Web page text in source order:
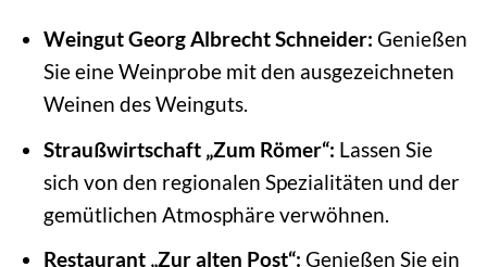
Weingut Georg Albrecht Schneider: Genießen
Sie eine Weinprobe mit den ausgezeichneten
Weinen des Weinguts.
Straußwirtschaft „Zum Römer“: Lassen Sie
sich von den regionalen Spezialitäten und der
gemütlichen Atmosphäre verwöhnen.
Restaurant „Zur alten Post“: Genießen Sie ein